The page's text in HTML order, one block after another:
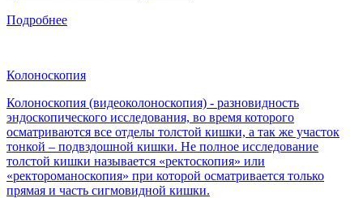
Подробнее
Колоноскопия
Колоноскопия (видеоколоноскопия) - разновидность
эндоскопического исследования, во время которого
осматриваются все отделы толстой кишки, а так же участок
тонкой – подвздошной кишки. Не полное исследование
толстой кишки называется «ректоскопия» или
«ректороманоскопия» при которой осматривается только
прямая и часть сигмовидной кишки.